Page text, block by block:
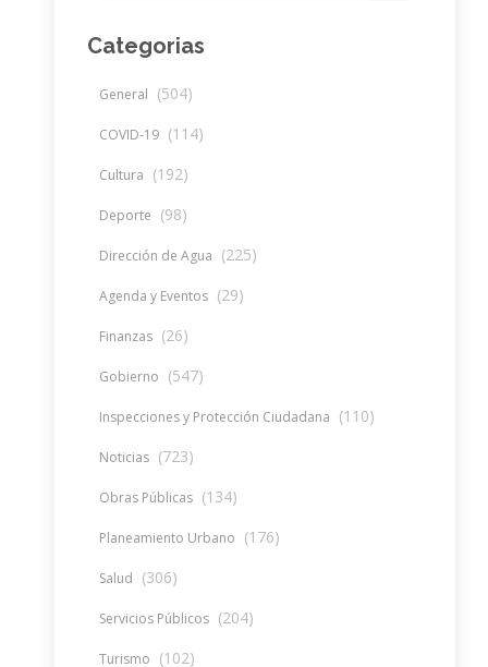
Categorias
General (504)
COVID-19 (114)
Cultura (192)
Deporte (98)
Dirección de Agua (225)
Agenda y Eventos (29)
Finanzas (26)
Gobierno (547)
Inspecciones y Protección Ciudadana (110)
Noticias (723)
Obras Públicas (134)
Planeamiento Urbano (176)
Salud (306)
Servicios Públicos (204)
Turismo (102)